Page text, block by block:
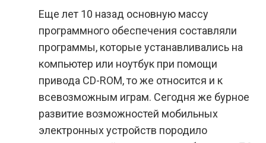
Еще лет 10 назад основную массу
программного обеспечения составляли
программы, которые устанавливались на
компьютер или ноутбук при помощи
привода CD-ROM, то же относится и к
всевозможным играм. Сегодня же бурное
развитие возможностей мобильных
электронных устройств породило